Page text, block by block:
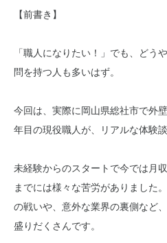
【前書き】
「職人になりたい！」でも、どう
問を持つ人も多いはず。
今回は、実際に岡山県総社市で外
年目の現役職人が、リアルな体験
未経験からのスタートで今では月
までには様々な苦労がありました
の戦いや、意外な業界の裏側など
盛りだくさんです。